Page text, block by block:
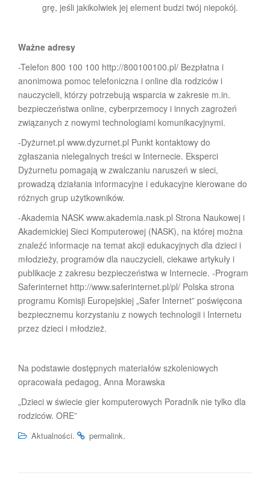
grę, jeśli jakikolwiek jej element budzi twój niepokój.
Ważne adresy
-Telefon 800 100 100 http://800100100.pl/ Bezpłatna i
anonimowa pomoc telefoniczna i online dla rodziców i
nauczycieli, którzy potrzebują wsparcia w zakresie m.in.
bezpieczeństwa online, cyberprzemocy i innych zagrożeń
związanych z nowymi technologiami komunikacyjnymi.
-Dyżurnet.pl www.dyzurnet.pl Punkt kontaktowy do
zgłaszania nielegalnych treści w Internecie. Eksperci
Dyżurnetu pomagają w zwalczaniu naruszeń w sieci,
prowadzą działania informacyjne i edukacyjne kierowane do
różnych grup użytkowników.
-Akademia NASK www.akademia.nask.pl Strona Naukowej i
Akademickiej Sieci Komputerowej (NASK), na której można
znaleźć informacje na temat akcji edukacyjnych dla dzieci i
młodzieży, programów dla nauczycieli, ciekawe artykuły i
publikacje z zakresu bezpieczeństwa w Internecie. -Program
Saferinternet http://www.saferinternet.pl/pl/ Polska strona
programu Komisji Europejskiej „Safer Internet” poświęcona
bezpiecznemu korzystaniu z nowych technologii i Internetu
przez dzieci i młodzież.
Na podstawie dostępnych materiałów szkoleniowych
opracowała pedagog, Anna Morawska
„Dzieci w świecie gier komputerowych Poradnik nie tylko dla
rodziców. ORE”
Aktualności. permalink.